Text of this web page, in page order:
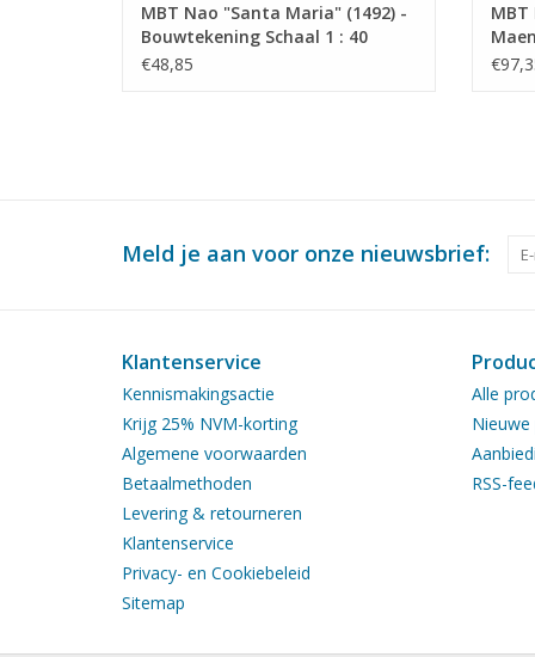
MBT Nao "Santa Maria" (1492) -
Bouwtekening Schaal 1 : 40
(10.00.008)
€48,85
MBT
Meld je aan voor onze nieuwsbrief:
Klantenservice
Kennismakingsactie
Krijg 25% NVM-korting
Algemene voorwaarden
Betaalmethoden
Levering & retourneren
Klantenservice
Privacy- en Cookiebeleid
Sitemap
Alle
RSS-